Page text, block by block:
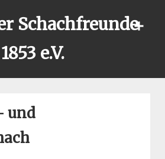
Schachfreunde
1853 e.V.
und